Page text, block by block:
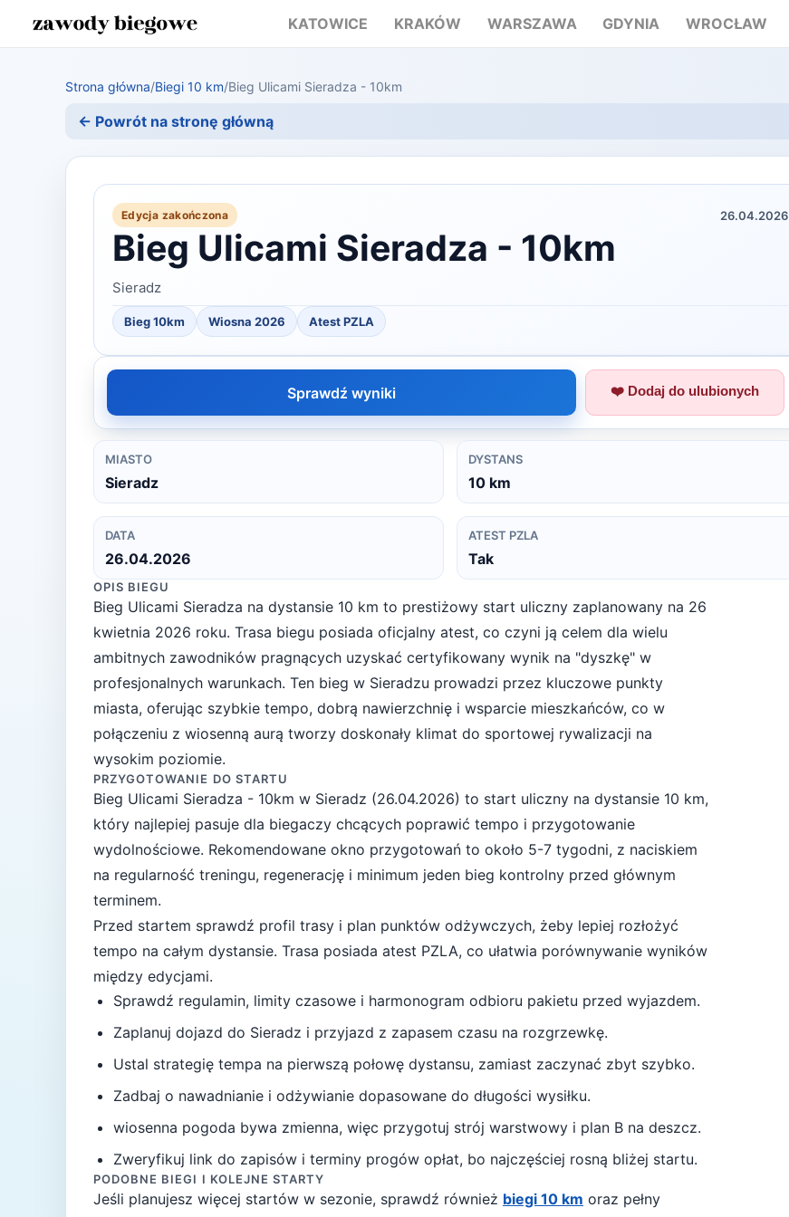
KATOWICE KRAKÓW WARSZAWA GDYNIA WROCŁAW
Strona główna/Biegi 10 km/Bieg Ulicami Sieradza - 10km
← Powrót na stronę główną
Edycja zakończona 26.04.2026
Bieg Ulicami Sieradza - 10km
Sieradz
Bieg 10km Wiosna 2026 Atest PZLA
Sprawdź wyniki ❤️ Dodaj do ulubionych
MIASTO
Sieradz
DYSTANS
10 km
DATA
26.04.2026
ATEST PZLA
Tak
OPIS BIEGU
Bieg Ulicami Sieradza na dystansie 10 km to prestiżowy start uliczny zaplanowany na 26
kwietnia 2026 roku. Trasa biegu posiada oficjalny atest, co czyni ją celem dla wielu
ambitnych zawodników pragnących uzyskać certyfikowany wynik na "dyszkę" w
profesjonalnych warunkach. Ten bieg w Sieradzu prowadzi przez kluczowe punkty
miasta, oferując szybkie tempo, dobrą nawierzchnię i wsparcie mieszkańców, co w
połączeniu z wiosenną aurą tworzy doskonały klimat do sportowej rywalizacji na
wysokim poziomie.
PRZYGOTOWANIE DO STARTU
Bieg Ulicami Sieradza - 10km w Sieradz (26.04.2026) to start uliczny na dystansie 10 km,
który najlepiej pasuje dla biegaczy chcących poprawić tempo i przygotowanie
wydolnościowe. Rekomendowane okno przygotowań to około 5-7 tygodni, z naciskiem
na regularność treningu, regenerację i minimum jeden bieg kontrolny przed głównym
terminem.
Przed startem sprawdź profil trasy i plan punktów odżywczych, żeby lepiej rozłożyć
tempo na całym dystansie. Trasa posiada atest PZLA, co ułatwia porównywanie wyników
między edycjami.
Sprawdź regulamin, limity czasowe i harmonogram odbioru pakietu przed wyjazdem.
Zaplanuj dojazd do Sieradz i przyjazd z zapasem czasu na rozgrzewkę.
Ustal strategię tempa na pierwszą połowę dystansu, zamiast zaczynać zbyt szybko.
Zadbaj o nawadnianie i odżywianie dopasowane do długości wysiłku.
wiosenna pogoda bywa zmienna, więc przygotuj strój warstwowy i plan B na deszcz.
Zweryfikuj link do zapisów i terminy progów opłat, bo najczęściej rosną bliżej startu.
PODOBNE BIEGI I KOLEJNE STARTY
Jeśli planujesz więcej startów w sezonie, sprawdź również biegi 10 km oraz pełny